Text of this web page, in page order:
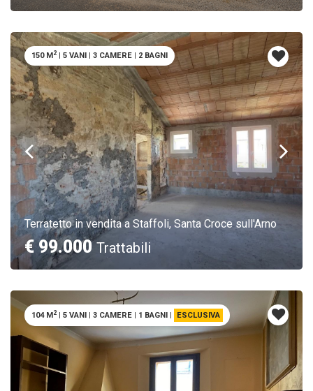
Terratetto in vendita a Staffoli, Santa Croce sull'Arno
€ 99.000Trattabili
150 M2 | 5 VANI | 3 CAMERE | 2 BAGNI
104 M2 | 5 VANI | 3 CAMERE | 1 BAGNI | ESCLUSIVA